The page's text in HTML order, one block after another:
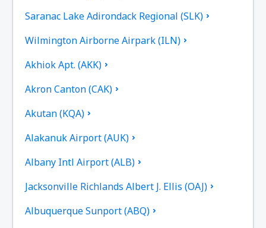
Saranac Lake Adirondack Regional (SLK)
Wilmington Airborne Airpark (ILN)
Akhiok Apt. (AKK)
Akron Canton (CAK)
Akutan (KQA)
Alakanuk Airport (AUK)
Albany Intl Airport (ALB)
Jacksonville Richlands Albert J. Ellis (OAJ)
Albuquerque Sunport (ABQ)